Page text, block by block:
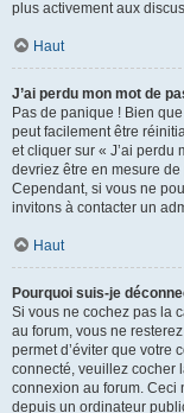
plus activement aux
Haut
J’ai perdu mon mot de
Pas de panique ! Bien
peut facilement être
et cliquer sur « J’ai perdu
devriez être en mesure
Cependant, si vous ne
invitons à contacter un
Haut
Pourquoi suis-je
Si vous ne cochez pas la
au forum, vous ne
permet d’éviter que votre
connecté, veuillez cocher
connexion au forum. Ceci
depuis un ordinateur